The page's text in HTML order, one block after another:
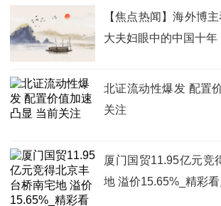
【焦点热闻】海外博
大夫妇眼中的中国十年
北证流动性爆发 配置
关注
厦门国贸11.95亿元竞
地 溢价15.65%_精彩看